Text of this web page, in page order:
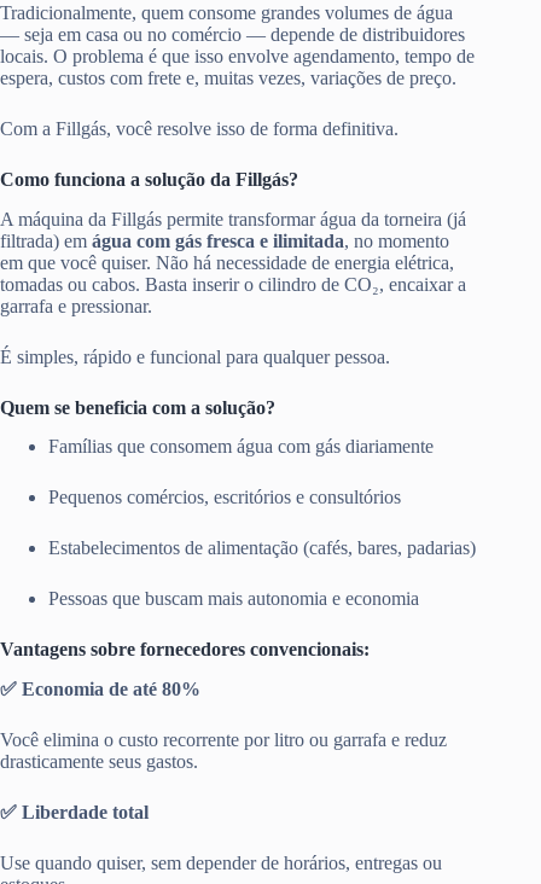
Tradicionalmente, quem consome grandes volumes de água
— seja em casa ou no comércio — depende de distribuidores
locais. O problema é que isso envolve agendamento, tempo de
espera, custos com frete e, muitas vezes, variações de preço.
Com a Fillgás, você resolve isso de forma definitiva.
Como funciona a solução da Fillgás?
A máquina da Fillgás permite transformar água da torneira (já
filtrada) em água com gás fresca e ilimitada, no momento
em que você quiser. Não há necessidade de energia elétrica,
tomadas ou cabos. Basta inserir o cilindro de CO₂, encaixar a
garrafa e pressionar.
É simples, rápido e funcional para qualquer pessoa.
Quem se beneficia com a solução?
Famílias que consomem água com gás diariamente
Pequenos comércios, escritórios e consultórios
Estabelecimentos de alimentação (cafés, bares, padarias)
Pessoas que buscam mais autonomia e economia
Vantagens sobre fornecedores convencionais:
✅ Economia de até 80%
Você elimina o custo recorrente por litro ou garrafa e reduz
drasticamente seus gastos.
✅ Liberdade total
Use quando quiser, sem depender de horários, entregas ou